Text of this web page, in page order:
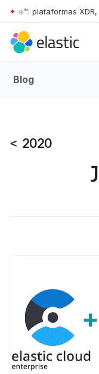
Skip to main content
plataformas XDR,
Blog
< 2020